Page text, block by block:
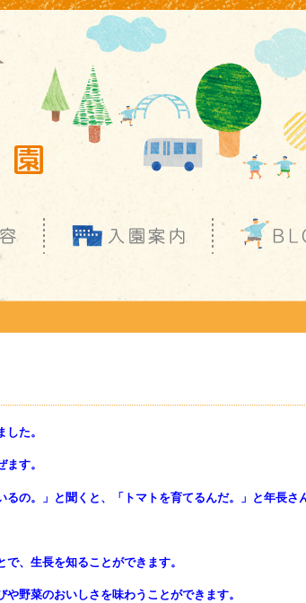
た。
す。
るの。」と聞くと、「トマトを育てるんだ。」と年長さ
、生長を知ることができます。
野菜のおいしさを味わうことができます。